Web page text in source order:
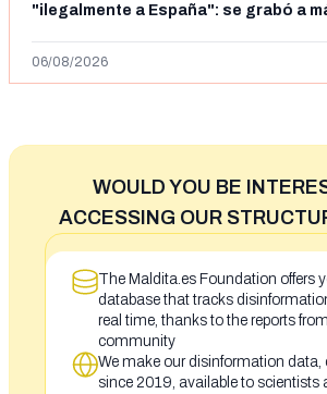
"ilegalmente a España": se grabó a
06/08/2026
WOULD YOU BE
ACCESSING OUR
The Maldita.es Foundation offers
database that tracks
real time, thanks to the reports
community
We make our disinformation data,
since 2019, available to scientists